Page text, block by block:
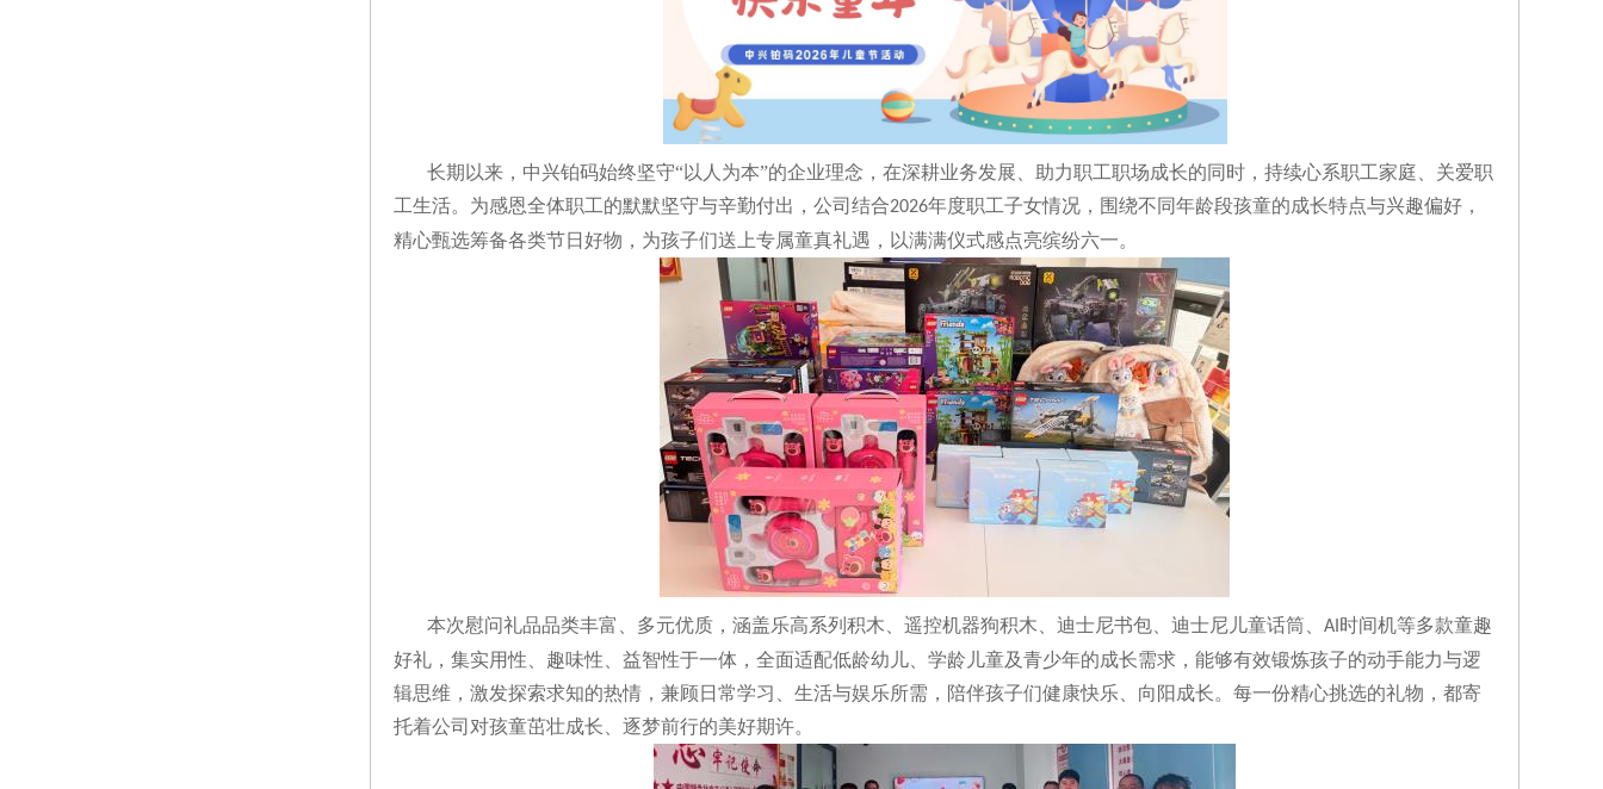
长期以来，中兴铂码始终坚守“以人为本”的企业理念，在深耕业务发展、助力职工职场成长的同时，持续心系职工家庭、关爱职
工生活。为感恩全体职工的默默坚守与辛勤付出，公司结合2026年度职工子女情况，围绕不同年龄段孩童的成长特点与兴趣偏好，
精心甄选筹备各类节日好物，为孩子们送上专属童真礼遇，以满满仪式感点亮缤纷六一。
本次慰问礼品品类丰富、多元优质，涵盖乐高系列积木、遥控机器狗积木、迪士尼书包、迪士尼儿童话筒、 AI 时间机等多款童趣
好礼，集实用性、趣味性、益智性于一体，全面适配低龄幼儿、学龄儿童及青少年的成长需求，能够有效锻炼孩子的动手能力与逻
辑思维，激发探索求知的热情，兼顾日常学习、生活与娱乐所需，陪伴孩子们健康快乐、向阳成长。每一份精心挑选的礼物，都寄
托着公司对孩童茁壮成长、逐梦前行的美好期许。